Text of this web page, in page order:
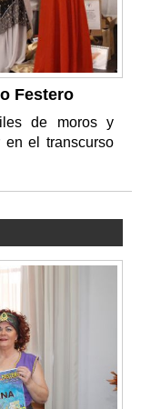
Festero
de moros y
en el transcurso